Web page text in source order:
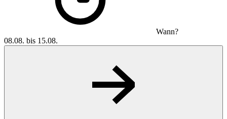
Wann?
08.08. bis 15.08.